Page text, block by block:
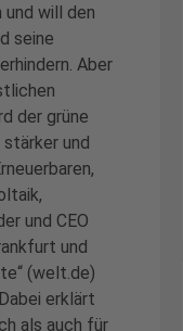
und will den
seine
Aber
der grüne
stärker und
und CEO
und
(welt.de)
erklärt
als auch für